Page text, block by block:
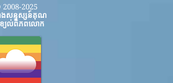
2025
ងសន្ទស្សន៍គុណ
យល់ពិភពលោក